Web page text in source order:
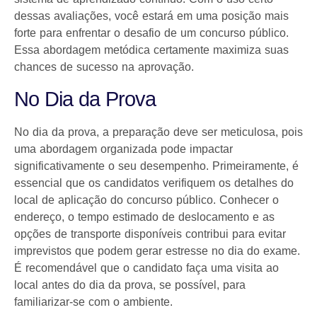
dessas avaliações, você estará em uma posição mais
forte para enfrentar o desafio de um concurso público.
Essa abordagem metódica certamente maximiza suas
chances de sucesso na aprovação.
No Dia da Prova
No dia da prova, a preparação deve ser meticulosa, pois
uma abordagem organizada pode impactar
significativamente o seu desempenho. Primeiramente, é
essencial que os candidatos verifiquem os detalhes do
local de aplicação do concurso público. Conhecer o
endereço, o tempo estimado de deslocamento e as
opções de transporte disponíveis contribui para evitar
imprevistos que podem gerar estresse no dia do exame.
É recomendável que o candidato faça uma visita ao
local antes do dia da prova, se possível, para
familiarizar-se com o ambiente.